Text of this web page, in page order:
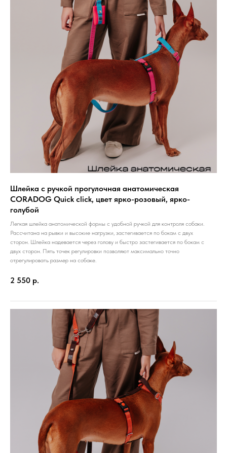
Шлейка с ручкой прогулочная анатомическая
CORADOG Quick click, цвет ярко-розовый, ярко-
голубой
Легкая шлейка анатомической формы с удобной ручкой для контроля собаки.
Рассчитана на рывки и высокие нагрузки, застегивается по бокам с двух
сторон. Шлейка надевается через голову и быстро застегивается по бокам с
двух сторон. Пять точек регулировки позволяют максимально точно
отрегулировать размер на собаке.
2 550 р.